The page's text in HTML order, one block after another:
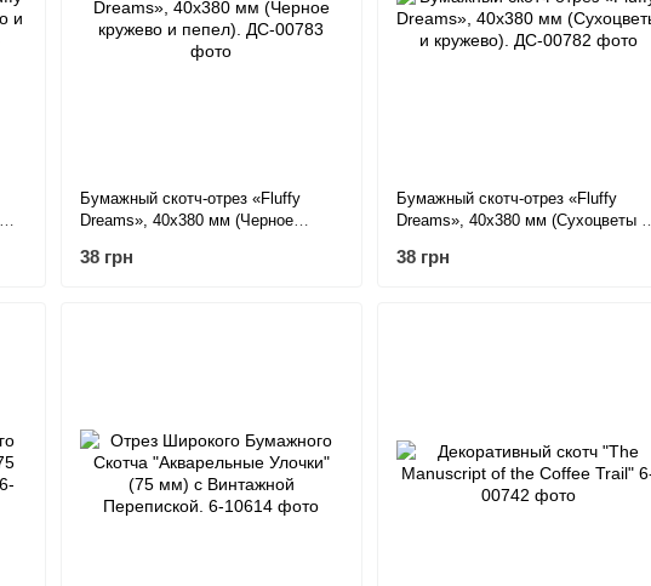
Бумажный скотч-отрез «Fluffy
Dreams», 40х380 мм (Черное
38 грн
Бумажный скотч-отрез «Fluffy
Dreams», 40х380 мм (Сухоцветы и
38 грн